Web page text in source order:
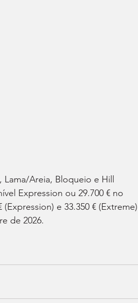
Areia, Bloqueio e Hill
Expression ou 29.700 € no
e 33.350 €
de 2026.